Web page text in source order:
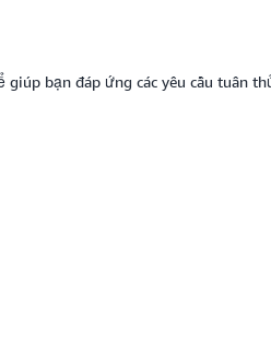
giúp bạn đáp ứng các yêu cầu tuân